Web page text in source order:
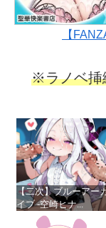
【
※ラノベ挿